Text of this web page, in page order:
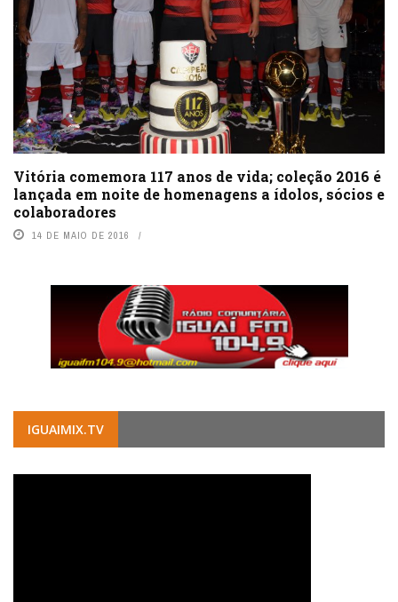
Vitória comemora 117 anos de vida; coleção 2016 é
lançada em noite de homenagens a ídolos, sócios e
colaboradores
14 DE MAIO DE 2016
IGUAIMIX.TV